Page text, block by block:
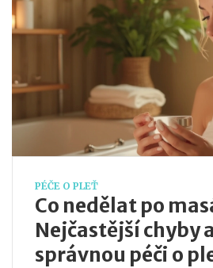
PÉČE O PLEŤ
Co nedělat po
Nejčastější chyby
správnou péči o